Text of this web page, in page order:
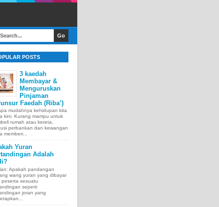
POSTS
3 kaedah
Membayar &
Menguruskan
Pinjaman
Faedah (Riba’)
mudahnya kehidupan kita
kini. Kurang mampu untuk
rumah atau kereta,
perbankan dan kewangan
memberi...
Yuran
Adalah
Apakah pandangan
wang yuran yang dibayar
peserta sesuatu
seperti
joran yang